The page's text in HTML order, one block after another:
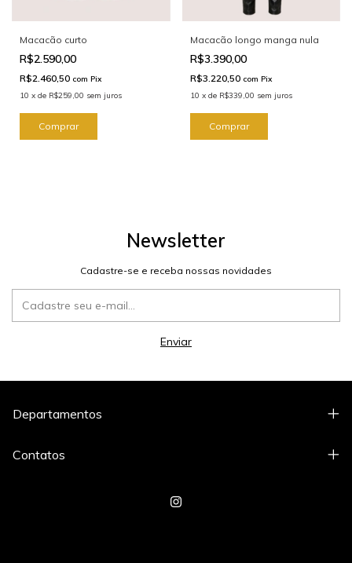
Macacão curto
R$2.590,00
R$2.460,50 com Pix
10 x de R$259,00 sem juros
Comprar
Macacão longo manga nula
R$3.390,00
R$3.220,50 com Pix
10 x de R$339,00 sem juros
Comprar
Newsletter
Cadastre-se e receba nossas novidades
Departamentos
Contatos